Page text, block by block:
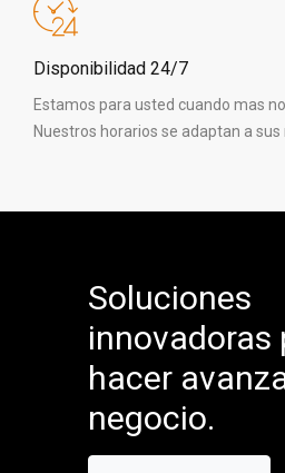
Disponibilidad 24/7
Estamos para usted cuando mas
Nuestros horarios se adaptan a
Soluciones
innovadoras
hacer
negocio.